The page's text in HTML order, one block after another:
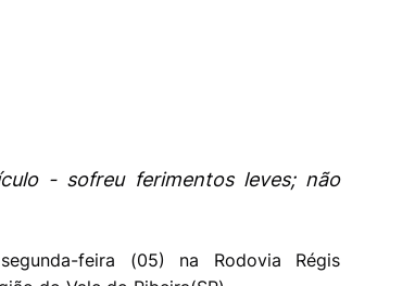
- sofreu ferimentos leves; não
feira (05) na Rodovia Régis